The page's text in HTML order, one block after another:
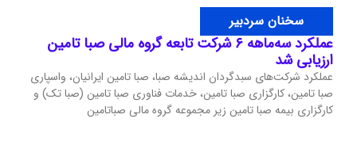
سخنان سردبیر
عملکرد سه‌ماهه ۶ شرکت‌ تابعه گروه مالی صبا تامین
ارزیابی شد
عملکرد شرکت‌های سبدگردان اندیشه صبا، صبا تامین ایرانیان، واسپاری
صبا تامین، کارگزاری صبا تامین، خدمات فناوری صبا تامین (صبا تک) و
کارگزاری بیمه صبا تامین زیر مجموعه گروه مالی صباتامین